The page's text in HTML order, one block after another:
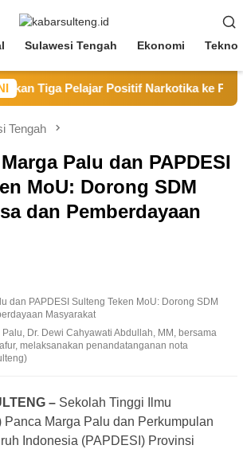
Sulawesi Tengah Ekonomi
Tiga Pelajar Positif Narkotika ke Pemda
Tengah
Palu dan PAPDESI
MoU: Dorong SDM
dan Pemberdayaan
Palu, Dr. Dewi Cahyawati Abdullah, MM, bersama
melaksanakan penandatanganan nota
– Sekolah Tinggi Ilmu
Panca Marga Palu dan Perkumpulan
Indonesia (PAPDESI) Provinsi